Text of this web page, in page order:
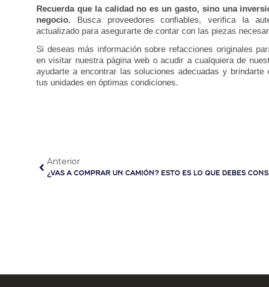
Recuerda que la calidad no es un gasto, sino una
negocio. Busca proveedores confiables, verifica la
actualizado para asegurarte de contar con las piezas
Si deseas más información sobre refacciones originales
en visitar nuestra página web o acudir a cualquiera de
ayudarte a encontrar las soluciones adecuadas y brindarte
tus unidades en óptimas condiciones.
Anterior